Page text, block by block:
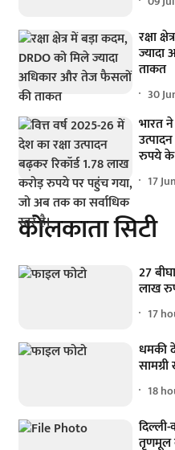
रक्षा
ताकत
30
भारत
रुपये के
17
कोलकाता सिटी
27
लाख
17
धमकी
18
तृणमूल